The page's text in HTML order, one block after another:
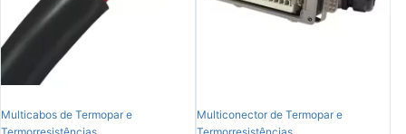
Multicabos de Termopar e
Multiconector de Termopar e